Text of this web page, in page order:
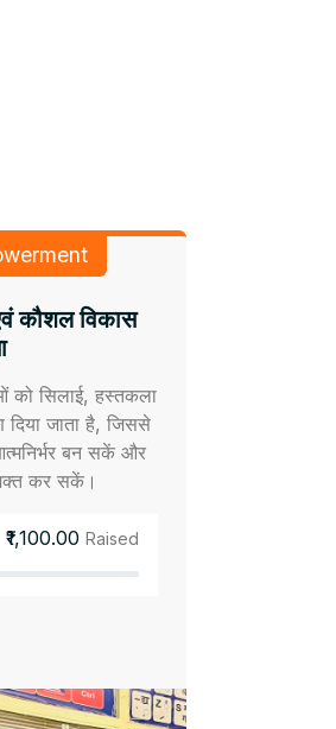
कौशल विकास
को सिलाई, हस्तकला
दिया जाता है, जिससे
बन सकें और
कर सकें।
₹1,100.00 Raised